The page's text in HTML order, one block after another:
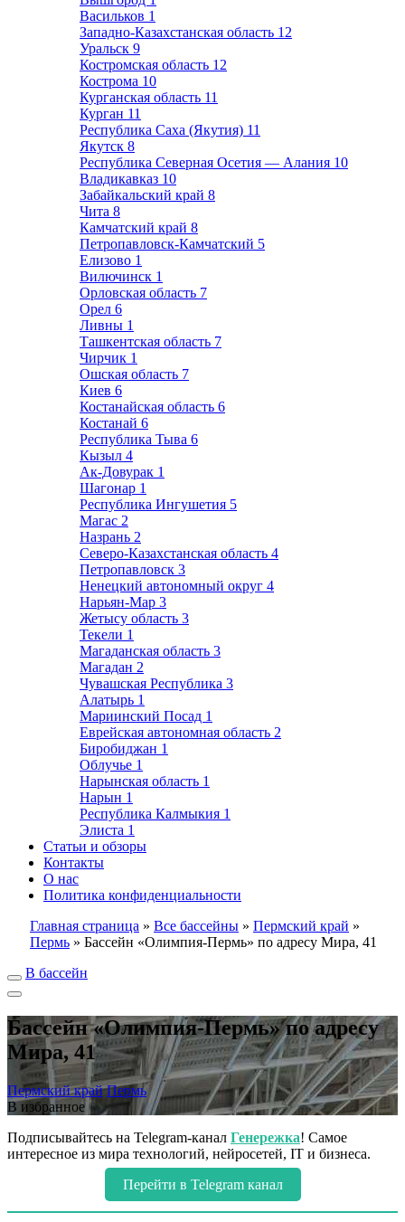
Васильков 1
Западно-Казахстанская область 12
Уральск 9
Костромская область 12
Кострома 10
Курганская область 11
Курган 11
Республика Саха (Якутия) 11
Якутск 8
Республика Северная Осетия — Алания 10
Владикавказ 10
Забайкальский край 8
Чита 8
Камчатский край 8
Петропавловск-Камчатский 5
Елизово 1
Вилючинск 1
Орловская область 7
Орел 6
Ливны 1
Ташкентская область 7
Чирчик 1
Ошская область 7
Киев 6
Костанайская область 6
Костанай 6
Республика Тыва 6
Кызыл 4
Ак-Довурак 1
Шагонар 1
Республика Ингушетия 5
Магас 2
Назрань 2
Северо-Казахстанская область 4
Петропавловск 3
Ненецкий автономный округ 4
Нарьян-Мар 3
Жетысу область 3
Текели 1
Магаданская область 3
Магадан 2
Чувашская Республика 3
Алатырь 1
Мариинский Посад 1
Еврейская автономная область 2
Биробиджан 1
Облучье 1
Нарынская область 1
Нарын 1
Республика Калмыкия 1
Элиста 1
Статьи и обзоры
Контакты
О нас
Политика конфиденциальности
Главная страница » Все бассейны » Пермский край »
Пермь » Бассейн «Олимпия-Пермь» по адресу Мира, 41
В бассейн
Бассейн «Олимпия-Пермь» по адресу
Мира, 41
Пермский край Пермь
В избранное
Подписывайтесь на Telegram-канал Генережка! Самое
интересное из мира технологий, нейросетей, IT и бизнеса.
Перейти в Telegram канал